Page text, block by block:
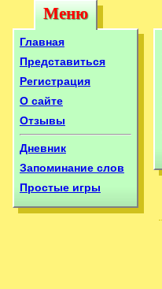
Меню
Меню
Главная
Представиться
Регистрация
О сайте
Отзывы
Дневник
Запоминание слов
Простые игры